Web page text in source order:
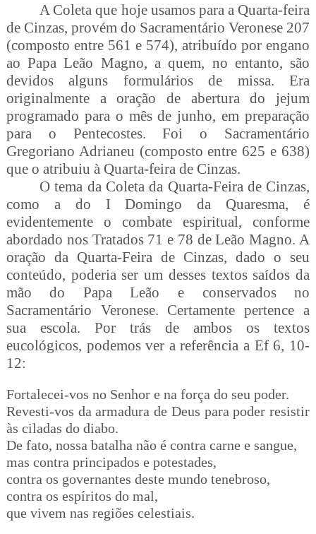
A Coleta que hoje usamos para a Quarta-feira
de Cinzas, provém do Sacramentário Veronese 207
(composto entre 561 e 574), atribuído por engano
ao Papa Leão Magno, a quem, no entanto, são
devidos alguns formulários de missa. Era
originalmente a oração de abertura do jejum
programado para o mês de junho, em preparação
para o Pentecostes. Foi o Sacramentário
Gregoriano Adrianeu (composto entre 625 e 638)
que o atribuiu à Quarta-feira de Cinzas.
O tema da Coleta da Quarta-Feira de Cinzas,
como a do I Domingo da Quaresma, é
evidentemente o combate espiritual, conforme
abordado nos Tratados 71 e 78 de Leão Magno. A
oração da Quarta-Feira de Cinzas, dado o seu
conteúdo, poderia ser um desses textos saídos da
mão do Papa Leão e conservados no
Sacramentário Veronese. Certamente pertence a
sua escola. Por trás de ambos os textos
eucológicos, podemos ver a referência a Ef 6, 10-
12:
Fortalecei-vos no Senhor e na força do seu poder.
Revesti-vos da armadura de Deus para poder resistir
às ciladas do diabo.
De fato, nossa batalha não é contra carne e sangue,
mas contra principados e potestades,
contra os governantes deste mundo tenebroso,
contra os espíritos do mal,
que vivem nas regiões celestiais.